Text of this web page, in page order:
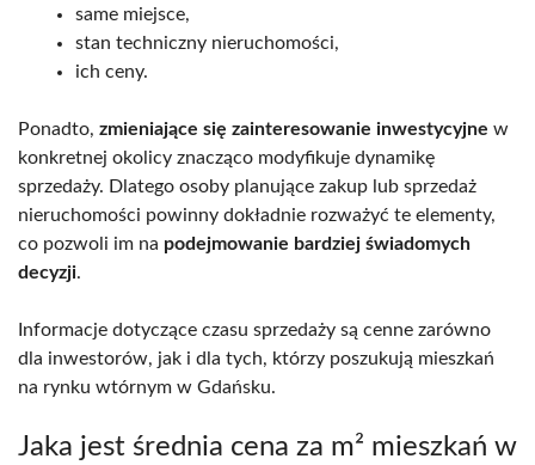
same miejsce,
stan techniczny nieruchomości,
ich ceny.
Ponadto, zmieniające się zainteresowanie inwestycyjne w
konkretnej okolicy znacząco modyfikuje dynamikę
sprzedaży. Dlatego osoby planujące zakup lub sprzedaż
nieruchomości powinny dokładnie rozważyć te elementy,
co pozwoli im na podejmowanie bardziej świadomych
decyzji.
Informacje dotyczące czasu sprzedaży są cenne zarówno
dla inwestorów, jak i dla tych, którzy poszukują mieszkań
na rynku wtórnym w Gdańsku.
Jaka jest średnia cena za m² mieszkań w